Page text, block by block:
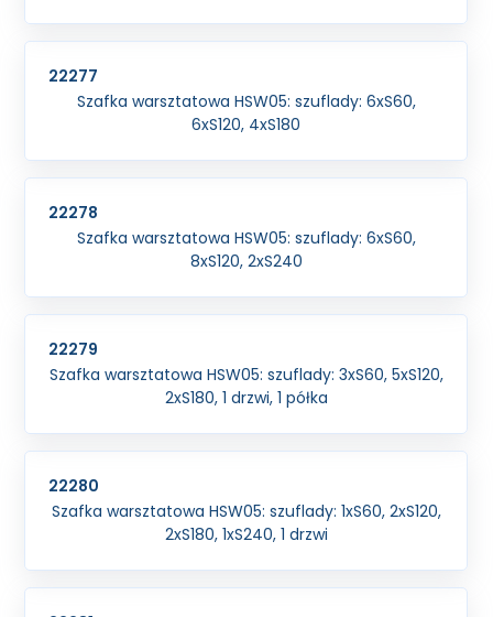
22277
Szafka warsztatowa HSW05: szuflady: 6xS60,
6xS120, 4xS180
22278
Szafka warsztatowa HSW05: szuflady: 6xS60,
8xS120, 2xS240
22279
Szafka warsztatowa HSW05: szuflady: 3xS60, 5xS120,
2xS180, 1 drzwi, 1 półka
22280
Szafka warsztatowa HSW05: szuflady: 1xS60, 2xS120,
2xS180, 1xS240, 1 drzwi